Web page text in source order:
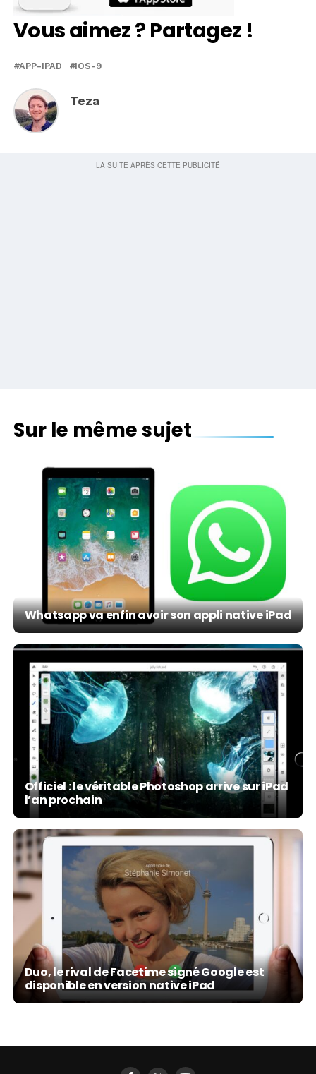
Vous aimez ? Partagez !
APP-IPAD IOS-9
Teza
Sur le même sujet
Whatsapp va enfin avoir son appli native iPad
Officiel : le véritable Photoshop arrive sur iPad
l’an prochain
Duo, le rival de Facetime signé Google est
disponible en version native iPad